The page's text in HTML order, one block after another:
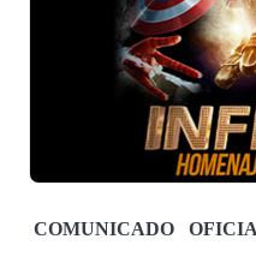
COMUNICADO